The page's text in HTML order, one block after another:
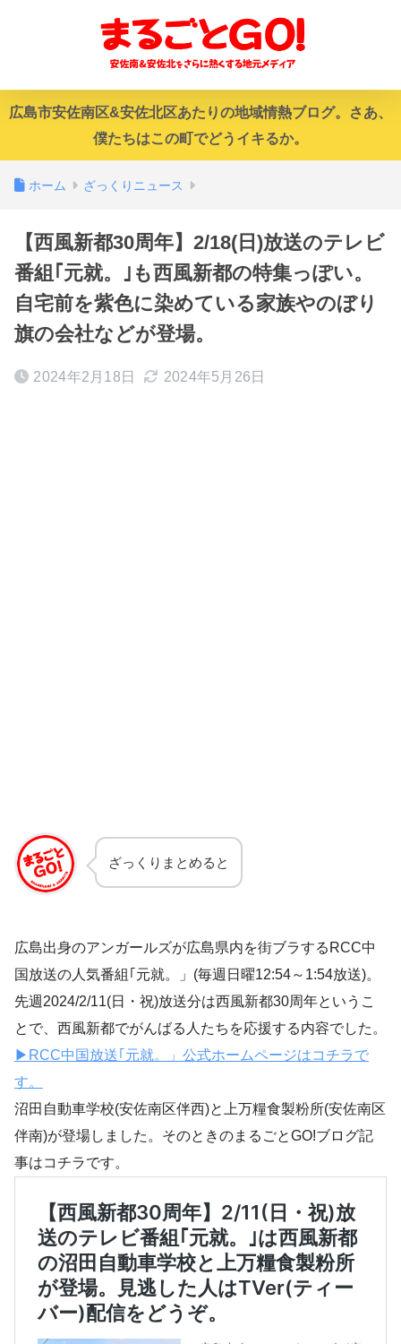
広島市安佐南区&安佐北区あたりの地域情熱ブログ。さあ、
僕たちはこの町でどうイキるか。
ホーム ざっくりニュース
【西風新都30周年】2/18(日)放送のテレビ
番組｢元就。｣も西風新都の特集っぽい。
自宅前を紫色に染めている家族やのぼり
旗の会社などが登場。
2024年2月18日 2024年5月26日
ざっくりまとめると
広島出身のアンガールズが広島県内を街ブラするRCC中
国放送の人気番組｢元就。」(毎週日曜12:54～1:54放送)。
先週2024/2/11(日・祝)放送分は西風新都30周年というこ
とで、西風新都でがんばる人たちを応援する内容でした。
▶RCC中国放送｢元就。」公式ホームページはコチラで
す。
沼田自動車学校(安佐南区伴西)と上万糧食製粉所(安佐南区
伴南)が登場しました。そのときのまるごとGO!ブログ記
事はコチラです。